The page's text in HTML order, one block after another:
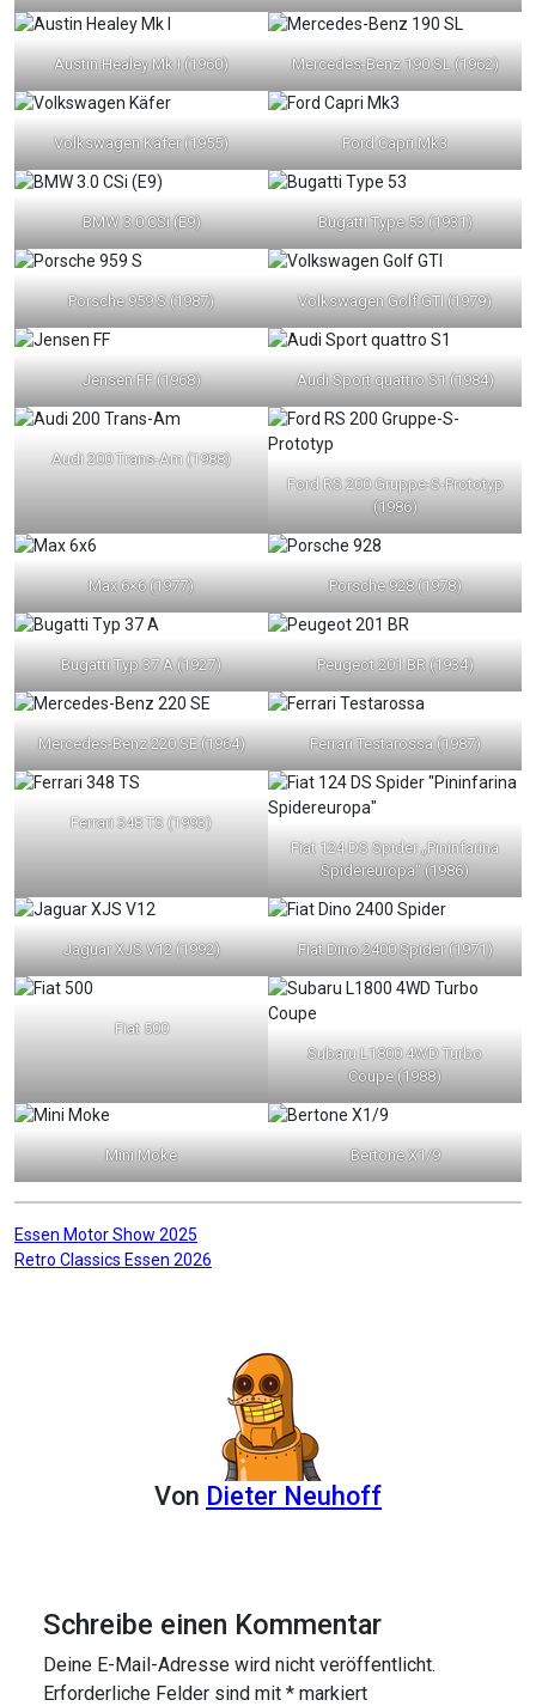
Austin Healey Mk I (1960) Mercedes-Benz 190 SL (1962)
Volkswagen Käfer (1955) Ford Capri Mk3
BMW 3.0 CSi (E9) Bugatti Type 53 (1931)
Porsche 959 S (1987) Volkswagen Golf GTI (1979)
Jensen FF (1968) Audi Sport quattro S1 (1984)
Audi 200 Trans-Am (1988)
Ford RS 200 Gruppe-S-Prototyp
(1986)
Max 6×6 (1977) Porsche 928 (1978)
Bugatti Typ 37 A (1927) Peugeot 201 BR (1934)
Mercedes-Benz 220 SE (1964) Ferrari Testarossa (1987)
Ferrari 348 TS (1993)
Fiat 124 DS Spider „Pininfarina
Spidereuropa“ (1986)
Jaguar XJS V12 (1992) Fiat Dino 2400 Spider (1971)
Fiat 500
Subaru L1800 4WD Turbo
Coupe (1988)
Mini Moke Bertone X1/9
Beitragsnavigation
Essen Motor Show 2025
Retro Classics Essen 2026
Von Dieter Neuhoff
Schreibe einen Kommentar
Deine E-Mail-Adresse wird nicht veröffentlicht.
Erforderliche Felder sind mit * markiert